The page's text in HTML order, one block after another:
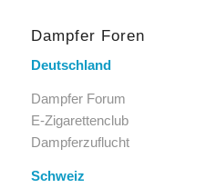
Dampfer Foren
Deutschland
Dampfer Forum
E-Zigarettenclub
Dampferzuflucht
Schweiz